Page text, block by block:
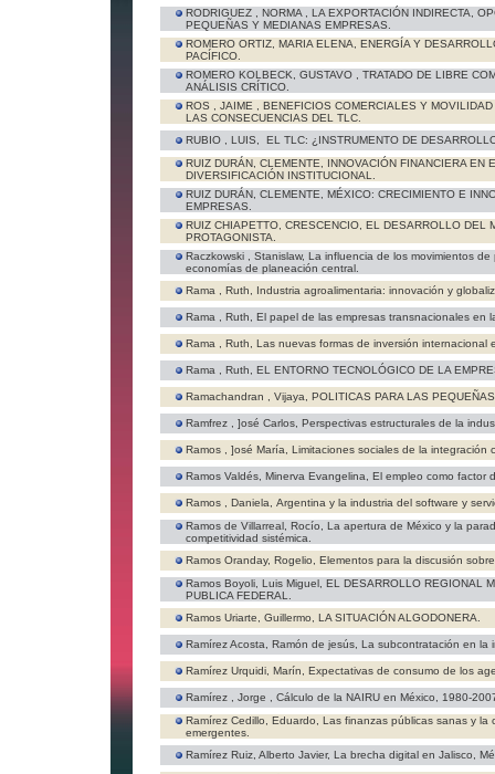
RODRIGUEZ , NORMA , LA EXPORTACIÓN INDIRECTA,
PEQUEÑAS Y MEDIANAS EMPRESAS.
ROMERO ORTIZ, MARIA ELENA, ENERGÍA Y
PACÍFICO.
ROMERO KOLBECK, GUSTAVO , TRATADO DE LIBRE
ANÁLISIS CRÍTICO.
ROS , JAIME , BENEFICIOS COMERCIALES Y
LAS CONSECUENCIAS DEL TLC.
RUBIO , LUIS,
EL TLC: ¿INSTRUMENTO DE
RUIZ DURÁN, CLEMENTE, INNOVACIÓN FINANCIERA EN
DIVERSIFICACIÓN INSTITUCIONAL.
RUIZ DURÁN, CLEMENTE, MÉXICO: CRECIMIENTO E
EMPRESAS.
RUIZ CHIAPETTO, CRESCENCIO, EL DESARROLLO DEL
PROTAGONISTA.
Raczkowski , Stanislaw, La influencia de los movimientos
economías de planeación central.
Rama , Ruth, Industria agroalimentaria: innovación y
Rama , Ruth, El papel de las empresas transnacionales en
Rama , Ruth, Las nuevas formas de inversión internacional
Rama , Ruth, EL ENTORNO TECNOLÓGICO DE LA
Ramachandran , Vijaya, POLITICAS PARA LAS
Ramfrez , ]osé Carlos, Perspectivas estructurales de la
Ramos , ]osé María, Limitaciones sociales de la integración
Ramos Valdés, Minerva Evangelina, El empleo como factor
Ramos , Daniela, Argentina y la industria del software y
Ramos de Villarreal, Rocío, La apertura de México y la
competitividad sistémica.
Ramos Oranday, Rogelio, Elementos para la discusión
Ramos Boyoli, Luis Miguel, EL DESARROLLO REGIONAL
PUBLICA FEDERAL.
Ramos Uriarte, Guillermo, LA SITUACIÓN ALGODONERA.
Ramírez Acosta, Ramón de jesús, La subcontratación en la
Ramírez Urquidi, Marín, Expectativas de consumo de los
Ramírez , Jorge , Cálculo de la NAIRU en México, 1980-
Ramírez Cedillo, Eduardo, Las finanzas públicas sanas y la
emergentes.
Ramírez Ruiz, Alberto Javier, La brecha digital en Jalisco,